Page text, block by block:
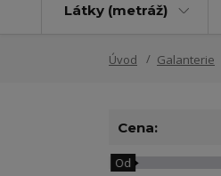
Látky (metráž)
Úvod Galanterie
Cena:
Od